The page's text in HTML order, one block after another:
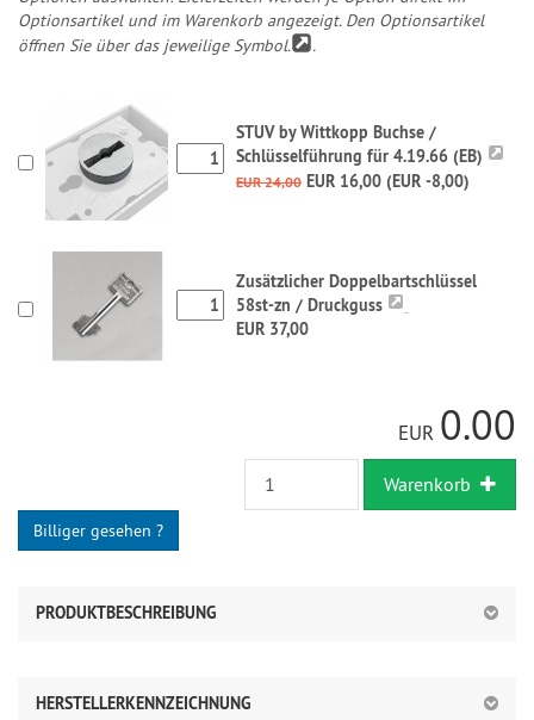
Optionsartikel und im Warenkorb angezeigt. Den Optionsartikel
öffnen Sie über das jeweilige Symbol.
.
STUV by Wittkopp Buchse /
Schlüsselführung für 4.19.66 (EB)
EUR 24,00 EUR 16,00 (EUR -8,00)
Zusätzlicher Doppelbartschlüssel
58st-zn / Druckguss
EUR 37,00
EUR 0.00
Warenkorb
Billiger gesehen ?
PRODUKTBESCHREIBUNG
HERSTELLERKENNZEICHNUNG